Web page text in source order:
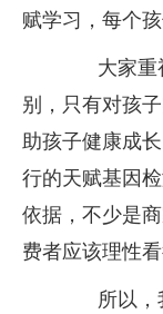
赋学习，每个孩
大家重
别，只有对孩
助孩子健康成
行的天赋基因
依据，不少是
费者应该理性看
所以，我